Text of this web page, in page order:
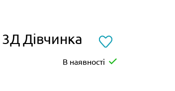
Дівчинка
В наявності